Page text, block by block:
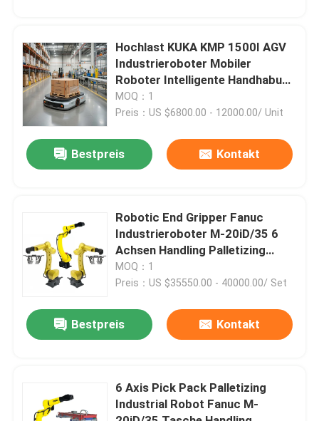
Produkte
Videos
Über uns
Qualitätskontrolle
Kontakt mit uns
Blog
Industrieroboter-Arm
Hochlast KUKA KMP 1500I AGV
Industrieroboter Mobiler
Roboter Intelligente Handhabung
AGV Roboter Fahrerloses
Transportsystem
MOQ：1
Preis：US $6800.00 - 12000.00/ Unit
Bestpreis Kontakt
Robotic End Gripper Fanuc
Industrieroboter M-20iD/35 6
Achsen Handling Palletizing
Robot mit R-30iB Controller
MOQ：1
Preis：US $35550.00 - 40000.00/ Set
Bestpreis Kontakt
6 Axis Pick Pack Palletizing
Industrial Robot Fanuc M-